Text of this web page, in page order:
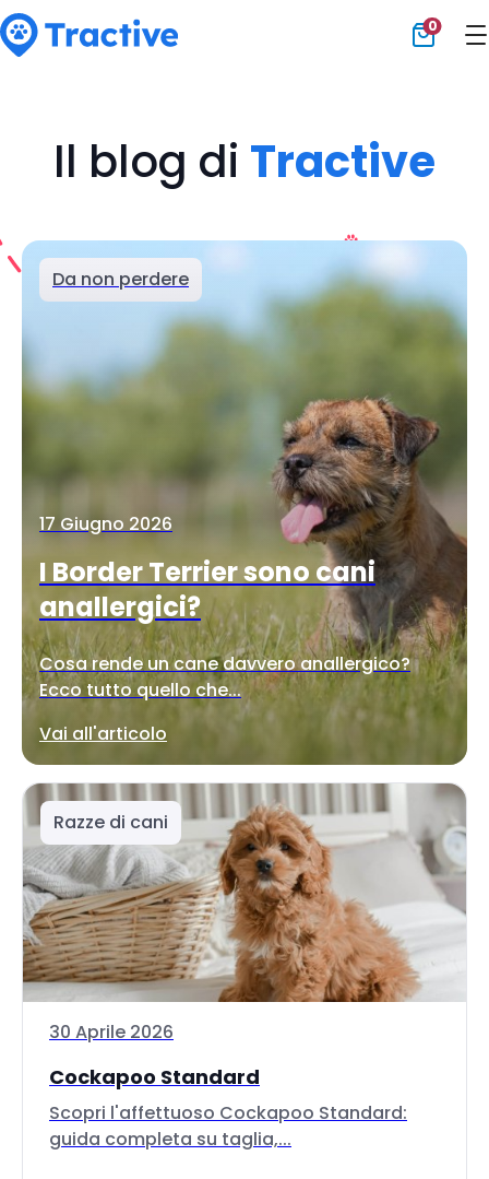
0
Il blog di Tractive
Da non perdere
17 Giugno 2026
I Border Terrier sono cani
anallergici?
Cosa rende un cane davvero anallergico?
Ecco tutto quello che...
Vai all'articolo
Razze di cani
30 Aprile 2026
Cockapoo Standard
Scopri l'affettuoso Cockapoo Standard:
guida completa su taglia,...